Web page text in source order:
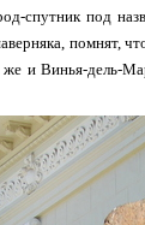
спутник под
помнят,
и Винья-дель-